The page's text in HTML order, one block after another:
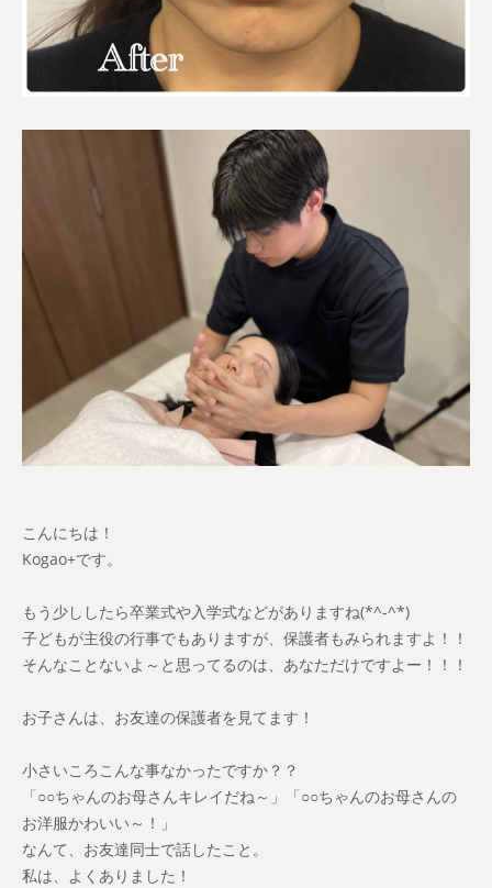
こんにちは！
Kogao+です。
もう少ししたら卒業式や入学式などがありますね(*^-^*)
子どもが主役の行事でもありますが、保護者もみられますよ！！
そんなことないよ～と思ってるのは、あなただけですよー！！！
お子さんは、お友達の保護者を見てます！
小さいころこんな事なかったですか？？
「○○ちゃんのお母さんキレイだね～」「○○ちゃんのお母さんの
お洋服かわいい～！」
なんて、お友達同士で話したこと。
私は、よくありました！